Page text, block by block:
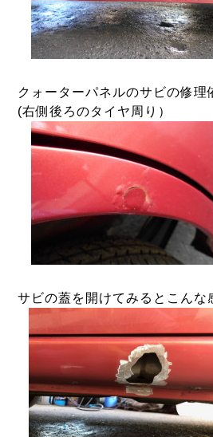
クォーターパネルのサビの修理
(右側後ろのタイヤ周り）
サビの蓋を開けてみるとこんな